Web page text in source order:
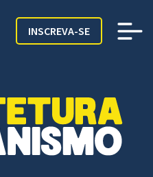
INSCREVA-SE